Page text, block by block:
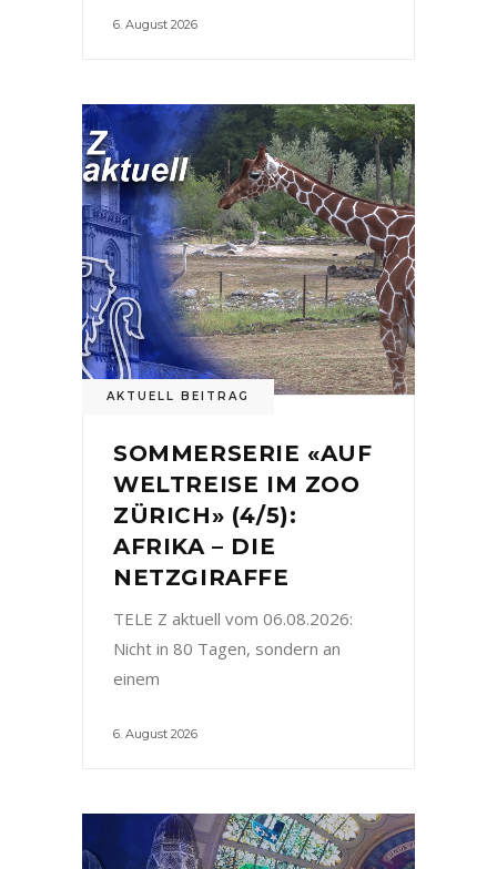
6. August 2026
AKTUELL BEITRAG
SOMMERSERIE «AUF
WELTREISE IM ZOO
ZÜRICH» (4/5):
AFRIKA – DIE
NETZGIRAFFE
TELE Z aktuell vom 06.08.2026:
Nicht in 80 Tagen, sondern an
einem
6. August 2026